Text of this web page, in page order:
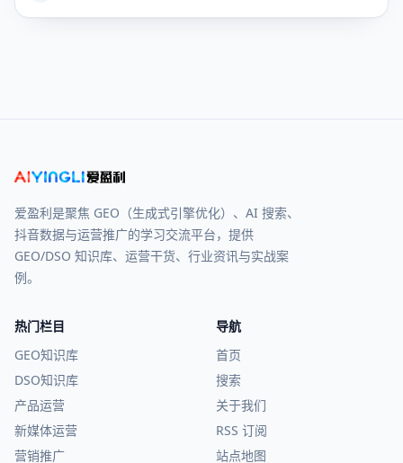
爱盈利是聚焦 GEO（生成式引擎优化）、AI 搜索、
抖音数据与运营推广的学习交流平台，提供
GEO/DSO 知识库、运营干货、行业资讯与实战案
例。
热门栏目
GEO知识库
DSO知识库
产品运营
新媒体运营
营销推广
导航
首页
搜索
关于我们
RSS 订阅
站点地图